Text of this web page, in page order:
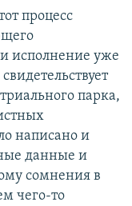
процесс
исполнение уже
парка,
написано и
данные и
сомнения в
чего-то